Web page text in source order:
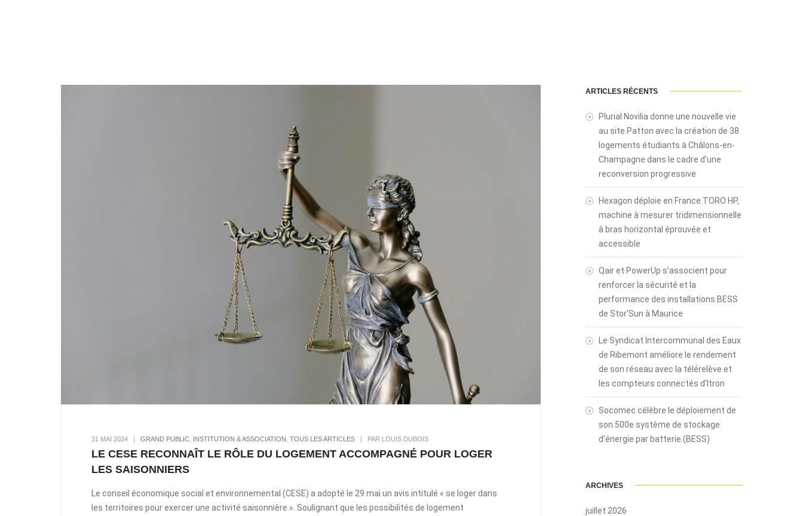
31 MAI 2024 | GRAND PUBLIC INSTITUTION & ASSOCIATION TOUS LES ARTICLES | PAR LOUIS DUBOIS
LE CESE RECONNAÎT LE RÔLE DU LOGEMENT ACCOMPAGNÉ POUR LOGER
LES SAISONNIERS
Le conseil économique social et environnemental (CESE) a adopté le 29 mai un avis intitulé « se loger dans
les territoires pour exercer une activité saisonnière ». Soulignant que les possibilités de logement
ARTICLES RÉCENTS
Plurial Novilia donne une nouvelle vie
au site Patton avec la création de 38
logements étudiants à Châlons-en-
Champagne dans le cadre d’une
reconversion progressive
Hexagon déploie en France TORO HP,
machine à mesurer tridimensionnelle
à bras horizontal éprouvée et
accessible
Qair et PowerUp s’associent pour
renforcer la sécurité et la
performance des installations BESS
de Stor’Sun à Maurice
Le Syndicat Intercommunal des Eaux
de Ribemont améliore le rendement
de son réseau avec la télérelève et
les compteurs connectés d’Itron
Socomec célèbre le déploiement de
son 500e système de stockage
d’énergie par batterie (BESS)
ARCHIVES
juillet 2026